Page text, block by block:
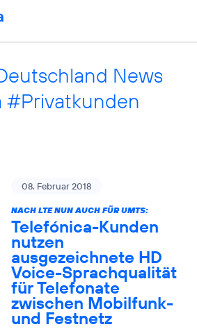
News
#Privatkunden
08. Februar 2018
NACH LTE NUN AUCH FÜR UMTS:
Telefónica-Kunden
nutzen
ausgezeichnete HD
Voice-Sprachqualität
für Telefonate
zwischen Mobilfunk-
und Festnetz